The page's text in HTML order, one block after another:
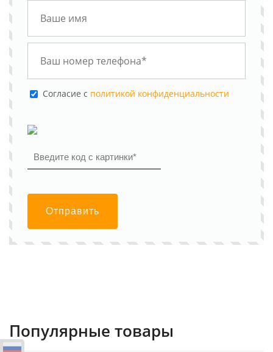
Cогласие с политикой конфиденциальности
Отправить
Популярные товары